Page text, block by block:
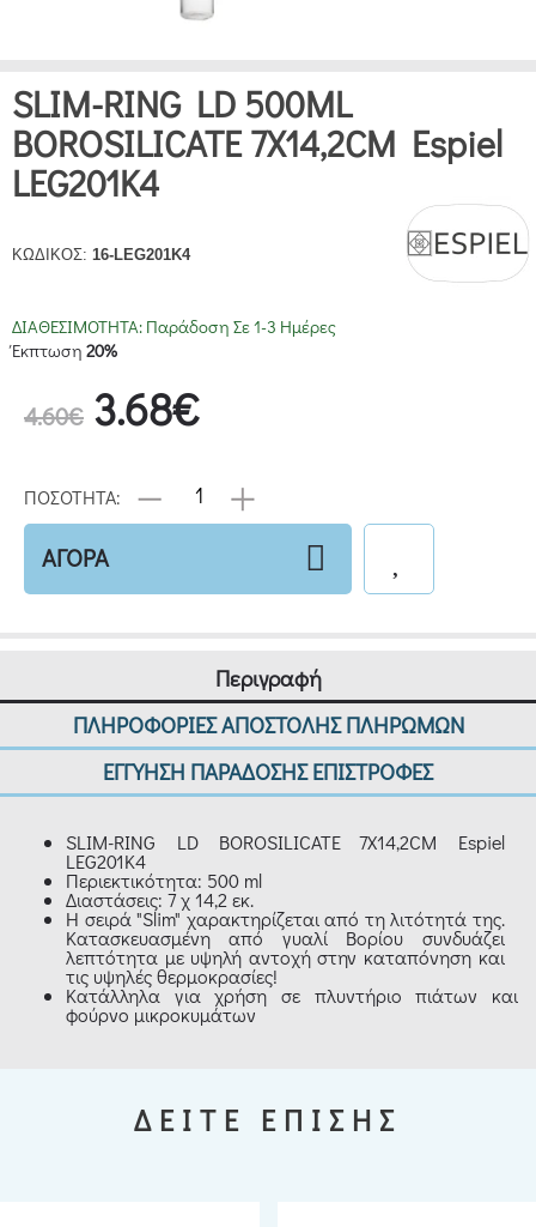
SLIM-RING LD 500ML
BOROSILICATE 7X14,2CM Espiel
LEG201K4
ΚΩΔΙΚΟΣ: 16-LEG201K4
ΔΙΑΘΕΣΙΜΟΤΗΤΑ: Παράδοση Σε 1-3 Ημέρες
Έκπτωση 20%
4.60€ 3.68€
ΠΟΣΟΤΗΤΑ:
ΑΓΟΡΑ
Περιγραφή
ΠΛΗΡΟΦΟΡΙΕΣ ΑΠΟΣΤΟΛΗΣ ΠΛΗΡΩΜΩΝ
ΕΓΓΥΗΣΗ ΠΑΡΑΔΟΣΗΣ ΕΠΙΣΤΡΟΦΕΣ
SLIM-RING LD BOROSILICATE 7X14,2CM Espiel
LEG201K4
Περιεκτικότητα: 500 ml
Διαστάσεις: 7 χ 14,2 εκ.
Η σειρά "Slim" χαρακτηρίζεται από τη λιτότητά της.
Κατασκευασμένη από γυαλί Βορίου συνδυάζει
λεπτότητα με υψηλή αντοχή στην καταπόνηση και
τις υψηλές θερμοκρασίες!
Κατάλληλα για χρήση σε πλυντήριο πιάτων και
φούρνο μικροκυμάτων
ΔΕΙΤΕ ΕΠΙΣΗΣ